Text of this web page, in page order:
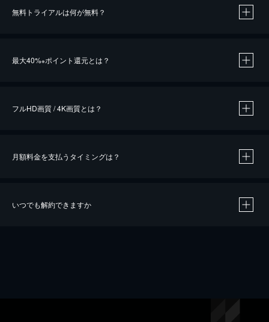
無料トライアルは何が無料？
最大40%※ポイント還元とは？
※40％ポイント還元の対象は、クレジットカード決済による作品の購入 / レンタルです。
iOSアプリのUコイン決済による作品の購入 / レンタルは、20％のポイント還元です。
フルHD画質 / 4K画質とは？
月額料金を支払うタイミングは？
いつでも解約できますか